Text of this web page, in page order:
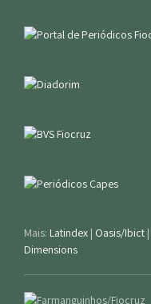
Mais: Latindex | Oasis/Ibict |
Dimensions